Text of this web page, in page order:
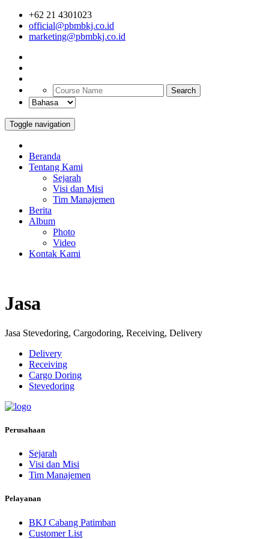
+62 21 4301023
official@pbmbkj.co.id
marketing@pbmbkj.co.id
Search
Toggle navigation
Beranda
Tentang Kami
Sejarah
Visi dan Misi
Tim Manajemen
Berita
Album
Photo
Video
Kontak Kami
Jasa
Jasa Stevedoring, Cargodoring, Receiving, Delivery
Delivery
Receiving
Cargo Doring
Stevedoring
Perusahaan
Sejarah
Visi dan Misi
Tim Manajemen
Pelayanan
BKJ Cabang Patimban
Customer List